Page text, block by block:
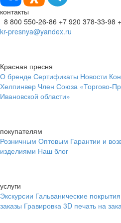
контакты
8 800 550-26-86 +7 920 378-33-98
kr-presnya@yandex.ru
Красная пресня
О бренде Сертификаты Новости
Хелпинвер Член Союза «Торгово-
Ивановской области»
покупателям
Розничным Оптовым Гарантии и
изделиями Наш блог
услуги
Экскурсии Гальванические покрытия
заказы Гравировка 3D печать на